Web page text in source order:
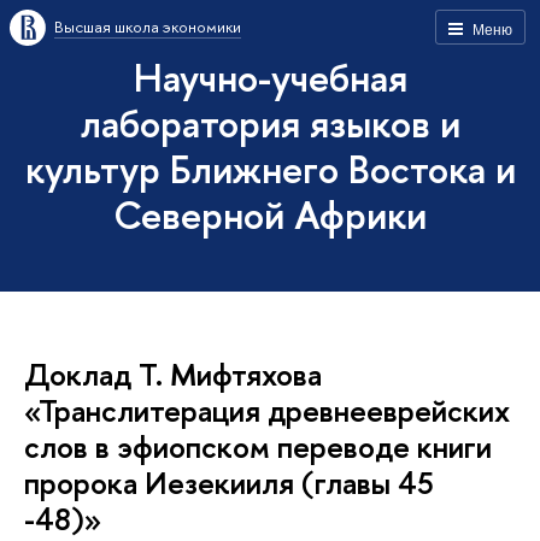
Меню
Высшая школа экономики
Научно-учебная
лаборатория языков и
культур Ближнего Востока и
Северной Африки
Доклад Т. Мифтяхова
«Транслитерация древнееврейских
слов в эфиопском переводе книги
пророка Иезекииля (главы 45
-48)»